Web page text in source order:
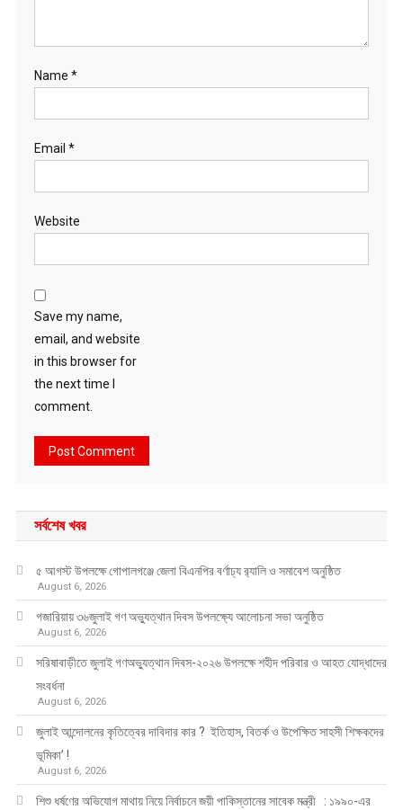
Name *
Email *
Website
Save my name,
email, and website
in this browser for
the next time I
comment.
সর্বশেষ খবর
৫ আগস্ট উপলক্ষে গোপালগঞ্জে জেলা বিএনপির বর্ণাঢ্য র‍্যালি ও সমাবেশ অনুষ্ঠিত
August 6, 2026
গজারিয়ায় ৩৬জুলাই গণ অভ্যুত্থান দিবস উপলক্ষ্যে আলোচনা সভা অনুষ্ঠিত
August 6, 2026
সরিষাবাড়ীতে জুলাই গণঅভ্যুত্থান দিবস-২০২৬ উপলক্ষে শহীদ পরিবার ও আহত যোদ্ধাদের
সংবর্ধনা
August 6, 2026
জুলাই আন্দোলনের কৃতিত্বের দাবিদার কার ? ইতিহাস, বিতর্ক ও উপেক্ষিত সাহসী শিক্ষকদের
ভূমিকা’ !
August 6, 2026
শিশু ধর্ষণের অভিযোগ মাথায় নিয়ে নির্বাচনে জয়ী পাকিস্তানের সাবেক মন্ত্রী : ১৯৯০-এর